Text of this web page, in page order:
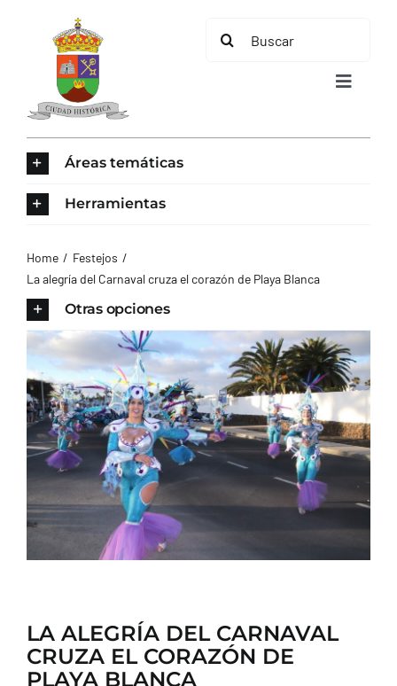
contenido
Buscar:
Toggle
AYUNTAMIENTO
CONTACTO
Áreas temáticas
Herramientas
Home
Festejos
La alegría del Carnaval cruza el corazón de Playa Blanca
Otras opciones
LA ALEGRÍA DEL CARNAVAL
CRUZA EL CORAZÓN DE
PLAYA BLANCA